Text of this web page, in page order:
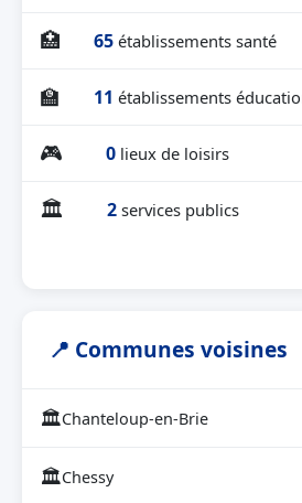
🏥 65 établissements santé
🏫 11 établissements
🎮 0 lieux de loisirs
🏛 2 services publics
📍 Communes voisines
🏛Chanteloup-en-Brie
🏛Chessy